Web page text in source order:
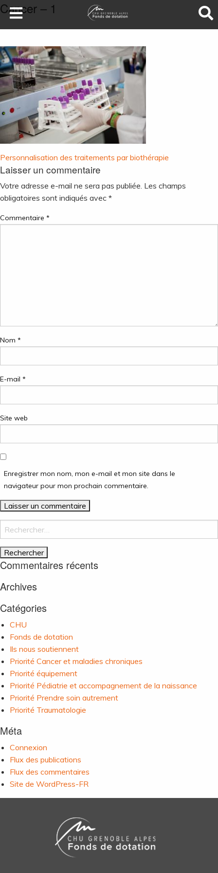
DEVENEZ MÉCÈNES
NOS PROJETS
ILS NOUS SOUTIENNENT
FAIRE UN DON
Cancer – 1
Navigation
de
l’article
Personnalisation des traitements par biothérapie
Laisser un commentaire
Votre adresse e-mail ne sera pas publiée. Les champs
obligatoires sont indiqués avec *
Commentaire *
Nom *
E-mail *
Site web
Enregistrer mon nom, mon e-mail et mon site dans le
navigateur pour mon prochain commentaire.
Rechercher :
Commentaires récents
Archives
Catégories
CHU
Fonds de dotation
Ils nous soutiennent
Priorité Cancer et maladies chroniques
Priorité équipement
Priorité Pédiatrie et accompagnement de la naissance
Priorité Prendre soin autrement
Priorité Traumatologie
Méta
Connexion
Flux des publications
Flux des commentaires
Site de WordPress-FR